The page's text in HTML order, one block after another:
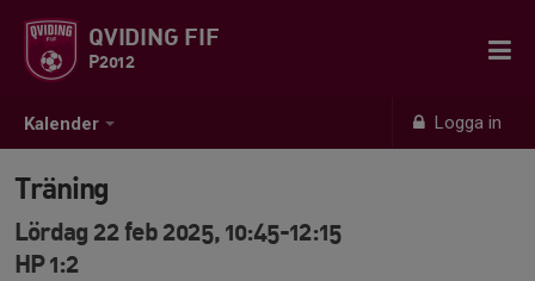
Kalender Logga in
QVIDING FIF
P2012
Träning
Lördag 22 feb 2025, 10:45-12:15
HP 1:2